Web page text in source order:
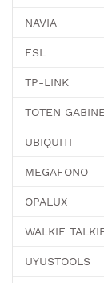
NAVIA
FSL
TP-LINK
TOTEN
UBIQUITI
MEGAFONO
OPALUX
WALKIE
UYUSTOOLS